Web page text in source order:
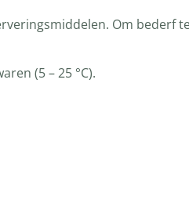
Om
(5 – 25 °C).